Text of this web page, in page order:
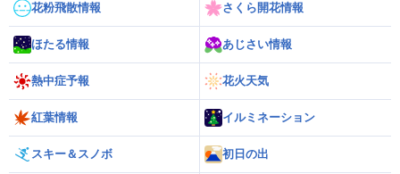
花粉飛散情報 さくら開花情報
ほたる情報 あじさい情報
熱中症予報 花火天気
紅葉情報 イルミネーション
スキー＆スノボ 初日の出